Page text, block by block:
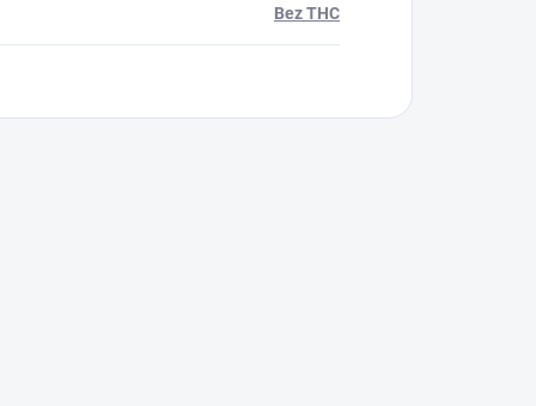
Bez THC